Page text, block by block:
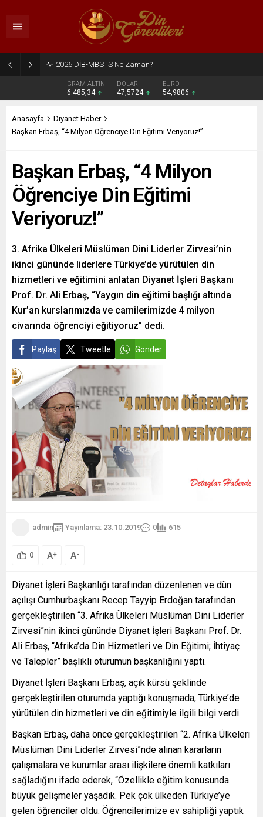
2026 DİB-MBSTS Ne Zaman?
GRAM ALTIN
6.485,34
DOLAR
47,5724
EURO
54,9806
Anasayfa
Diyanet Haber
Başkan Erbaş, “4 Milyon Öğrenciye Din Eğitimi Veriyoruz!”
Başkan Erbaş, “4 Milyon
Öğrenciye Din Eğitimi
Veriyoruz!”
3. Afrika Ülkeleri Müslüman Dini Liderler Zirvesi’nin
ikinci gününde liderlere Türkiye’de yürütülen din
hizmetleri ve eğitimini anlatan Diyanet İşleri Başkanı
Prof. Dr. Ali Erbaş, “Yaygın din eğitimi başlığı altında
Kur’an kurslarımızda ve camilerimizde 4 milyon
civarında öğrenciyi eğitiyoruz” dedi.
Paylaş Tweetle Gönder
admin Yayınlama: 23.10.2019 0 615
0 A+ A-
Diyanet İşleri Başkanlığı tarafından düzenlenen ve dün
açılışı Cumhurbaşkanı Recep Tayyip Erdoğan tarafından
gerçekleştirilen “3. Afrika Ülkeleri Müslüman Dini Liderler
Zirvesi”nin ikinci gününde Diyanet İşleri Başkanı Prof. Dr.
Ali Erbaş, “Afrika’da Din Hizmetleri ve Din Eğitimi; İhtiyaç
ve Talepler” başlıklı oturumun başkanlığını yaptı.
Diyanet İşleri Başkanı Erbaş, açık kürsü şeklinde
gerçekleştirilen oturumda yaptığı konuşmada, Türkiye’de
yürütülen din hizmetleri ve din eğitimiyle ilgili bilgi verdi.
Başkan Erbaş, daha önce gerçekleştirilen “2. Afrika Ülkeleri
Müslüman Dini Liderler Zirvesi”nde alınan kararların
çalışmalara ve kurumlar arası ilişkilere önemli katkıları
sağladığını ifade ederek, “Özellikle eğitim konusunda
büyük gelişmeler yaşadık. Pek çok ülkeden Türkiye’ye
gelen öğrenciler oldu. Öğrencilerimize ev sahipliği yaptık